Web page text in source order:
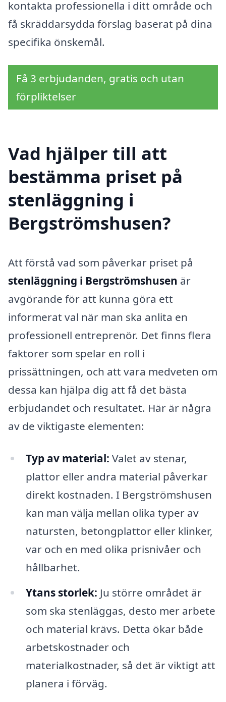
kontakta professionella i ditt område och
få skräddarsydda förslag baserat på dina
specifika önskemål.
Få 3 erbjudanden, gratis och utan
förpliktelser
Vad hjälper till att
bestämma priset på
stenläggning i
Bergströmshusen?
Att förstå vad som påverkar priset på
stenläggning i Bergströmshusen är
avgörande för att kunna göra ett
informerat val när man ska anlita en
professionell entreprenör. Det finns flera
faktorer som spelar en roll i
prissättningen, och att vara medveten om
dessa kan hjälpa dig att få det bästa
erbjudandet och resultatet. Här är några
av de viktigaste elementen:
Typ av material: Valet av stenar,
plattor eller andra material påverkar
direkt kostnaden. I Bergströmshusen
kan man välja mellan olika typer av
natursten, betongplattor eller klinker,
var och en med olika prisnivåer och
hållbarhet.
Ytans storlek: Ju större området är
som ska stenläggas, desto mer arbete
och material krävs. Detta ökar både
arbetskostnader och
materialkostnader, så det är viktigt att
planera i förväg.